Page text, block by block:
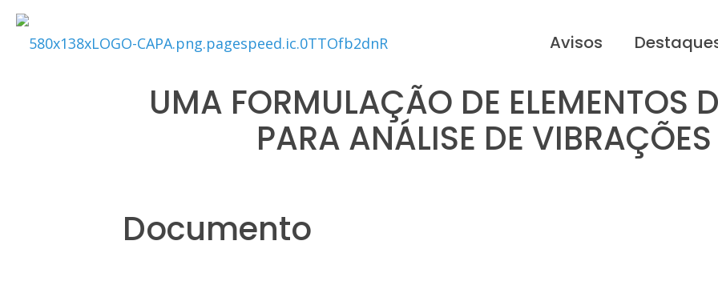
Avisos
UMA FORMULAÇÃO DE ELEMENTOS
PARA ANÁLISE DE VIBRAÇÕES
Documento